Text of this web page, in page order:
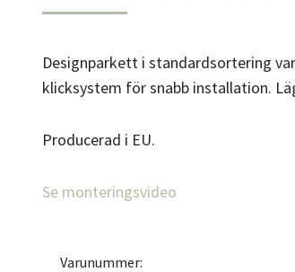
Designparkett i standardsortering
klicksystem för snabb installation.
Producerad i EU.
Se monteringsvideo
Varunummer: